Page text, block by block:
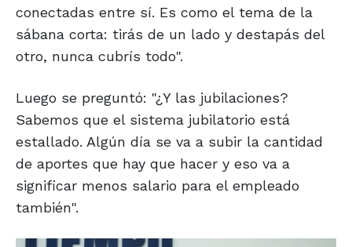
conectadas entre sí. Es como el tema de la
sábana corta: tirás de un lado y destapás del
otro, nunca cubrís todo".
Luego se preguntó: "¿Y las jubilaciones?
Sabemos que el sistema jubilatorio está
estallado. Algún día se va a subir la cantidad
de aportes que hay que hacer y eso va a
significar menos salario para el empleado
también".